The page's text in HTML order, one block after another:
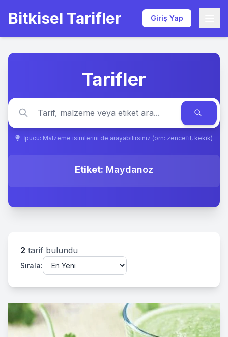
Bitkisel Tarifler Giriş Yap
Tarifler
İpucu: Malzeme isimlerini de arayabilirsiniz (örn: zencefil, kekik)
Etiket: Maydanoz
2 tarif bulundu
Sırala: